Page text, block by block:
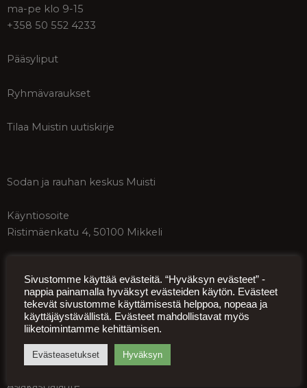
ma-pe klo 9-15
+358 50 552 4233
Pääsyliput
Ryhmävaraukset
Tilaa Muistin uutiskirje
Sodan ja rauhan keskus Muisti
Käyntiosoite
Ristimäenkatu 4, 50100 Mikkeli
Päämajankuja 1-3, 50100 Mikkeli
Palveluehdot
Palautusohjeet
Tietosuojaseloste
Saavutettavuusseloste
Sivustomme käyttää evästeitä. “Hyväksyn evästeet” -
nappia painamalla hyväksyt evästeiden käytön. Evästeet
tekevät sivustomme käyttämisestä helppoa, nopeaa ja
käyttäjäystävällistä. Evästeet mahdollistavat myös
liiketoimintamme kehittämisen.
Evästeasetukset Hyväksyn